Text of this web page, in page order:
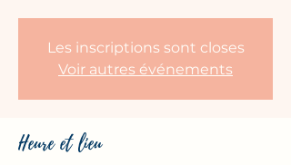
Les inscriptions sont closes
Voir autres événements
Heure et lieu